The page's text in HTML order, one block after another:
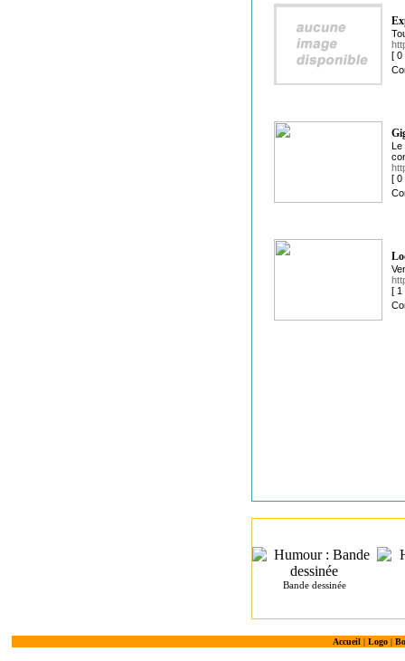
[
Le
[
[
Bande dessinée
Accueil| Logo|